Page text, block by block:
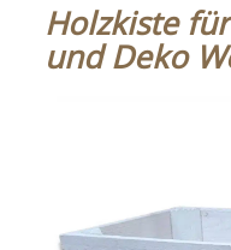
Holzkiste
und Deko